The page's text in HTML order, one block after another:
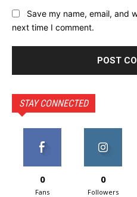
Save my name, email, and
next time I comment.
STAY CONNECTED
0
Fans
0
Followers